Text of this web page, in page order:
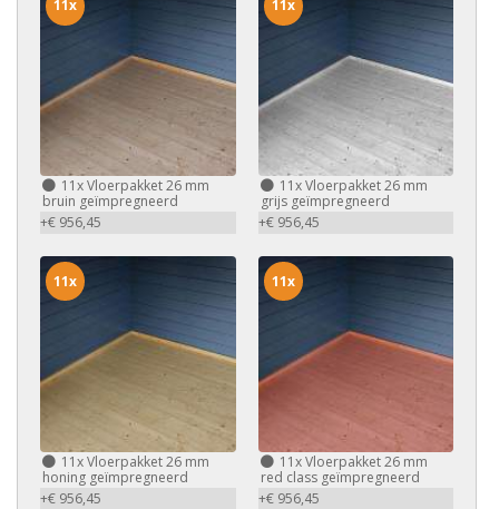
11xVloerpakket 26 mm
bruin geïmpregneerd
+€ 956,45
11x
11xVloerpakket 26 mm
grijs geïmpregneerd
+€ 956,45
11x
11xVloerpakket 26 mm
honing geïmpregneerd
+€ 956,45
11x
11xVloerpakket 26 mm
red class geïmpregneerd
+€ 956,45
11x